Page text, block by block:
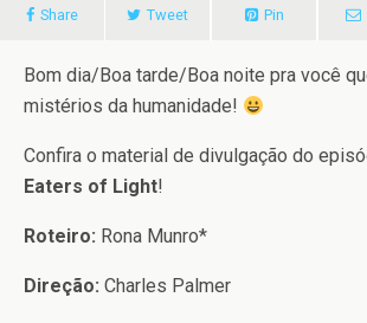
Share Tweet Pin
Bom dia/Boa tarde/Boa noite pra você
mistérios da humanidade!
Confira o material de divulgação do
Eaters of Light!
Roteiro: Rona Munro*
Direção: Charles Palmer